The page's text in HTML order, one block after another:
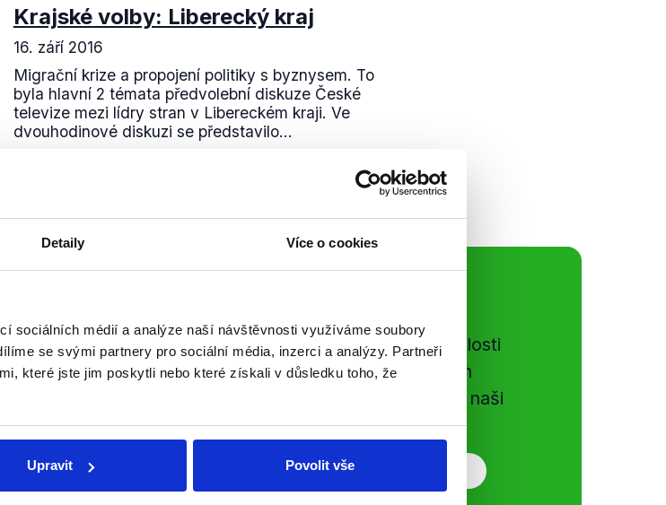
Detaily Více o cookies
sociálních médií a analýze naší návštěvnosti využíváme soubory
se svými partnery pro sociální média, inzerci a analýzy. Partneři
které jste jim poskytli nebo které získali v důsledku toho, že
Upravit Povolit vše
Krajské volby: Liberecký kraj
16. září 2016
Migrační krize a propojení politiky s byznysem. To
byla hlavní 2 témata předvolební diskuze České
televize mezi lídry stran v Libereckém kraji. Ve
dvouhodinové diskuzi se představilo...
shrnutí
a
se
Nenechte si ujít nejnovější události
z Demagog.cz. Sdílením našich
příspěvků přátelům podpoříte naši
práci.